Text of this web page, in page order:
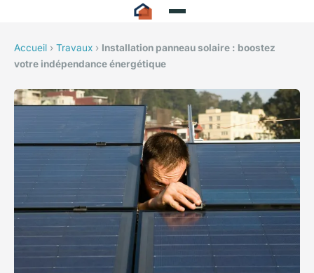
Accueil › Travaux › Installation panneau solaire : boostez
votre indépendance énergétique